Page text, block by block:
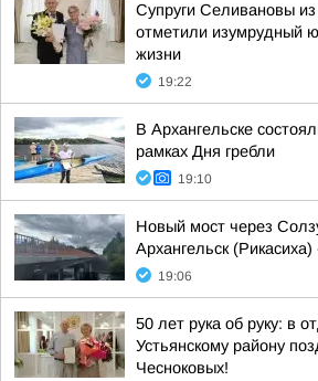
Супруги Селивановы
отметили изумрудный
жизни
19:22
В Архангельске
рамках Дня гребли
19:10
Новый мост через
Архангельск
19:06
50 лет рука об руку: в
Устьянскому району
Чесноковых!